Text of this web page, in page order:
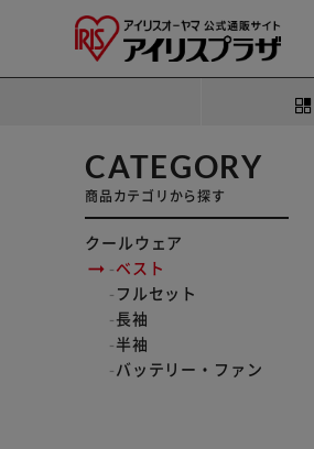
CATEGORY
商品カテゴリから探す
クールウェア
ベスト
フルセット
長袖
半袖
バッテリー・ファン